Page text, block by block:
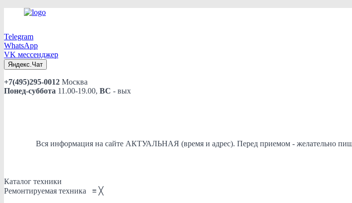
Telegram
WhatsApp
VK мессенджер
Яндекс.Чат
+7(495)295-0012 Москва
Понед-суббота 11.00-19.00, ВС - вых
Вся информация на сайте АКТУАЛЬНАЯ (время и адрес). Перед приемом - желательно
Каталог техники
Ремонтируемая техника ≡ ╳